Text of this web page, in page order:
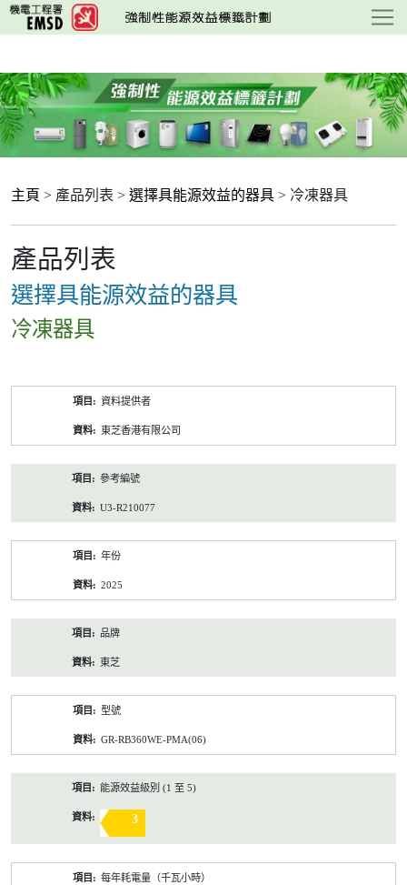
跳
至
要
內
容
主頁 > 產品列表 > 選擇具能源效益的器具 > 冷凍器具
產品列表
選擇具能源效益的器具
冷凍器具
資料提供者
東芝香港有限公司
參考編號
U3-R210077
年份
2025
品牌
東芝
型號
GR-RB360WE-PMA(06)
能源效益級別 (1 至 5)
3
每年耗電量（千瓦小時）